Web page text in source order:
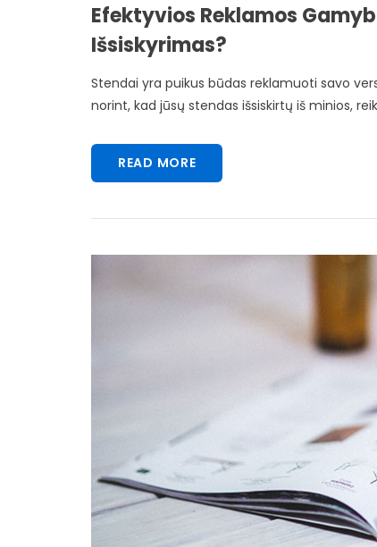
Efektyvios Reklamos
Išsiskyrimas?
Stendai yra puikus būdas reklamuoti savo
norint, kad jūsų stendas išsiskirtų iš minios,
READ MORE